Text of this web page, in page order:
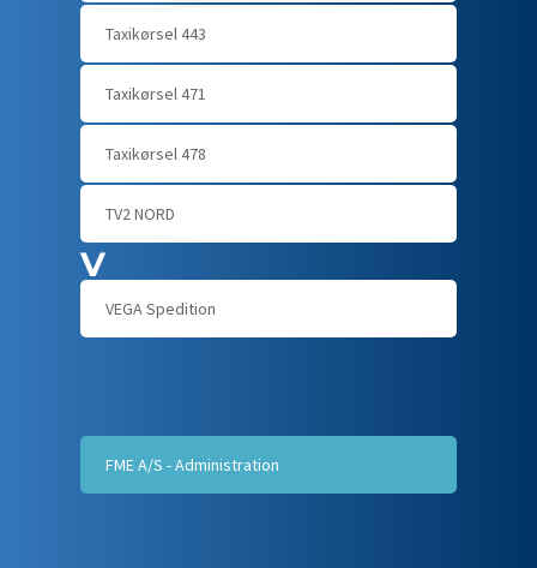
Taxikørsel 443
Taxikørsel 471
Taxikørsel 478
TV2 NORD
V
VEGA Spedition
FME A/S - Administration